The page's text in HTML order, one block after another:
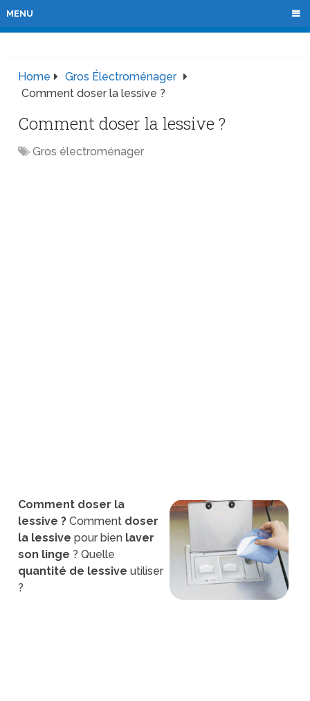
MENU
Home
Gros Électroménager
Comment doser la lessive ?
Comment doser la lessive ?
Gros électroménager
Comment doser la
lessive ? Comment doser
la lessive pour bien laver
son linge ? Quelle
quantité de lessiveutiliser
?